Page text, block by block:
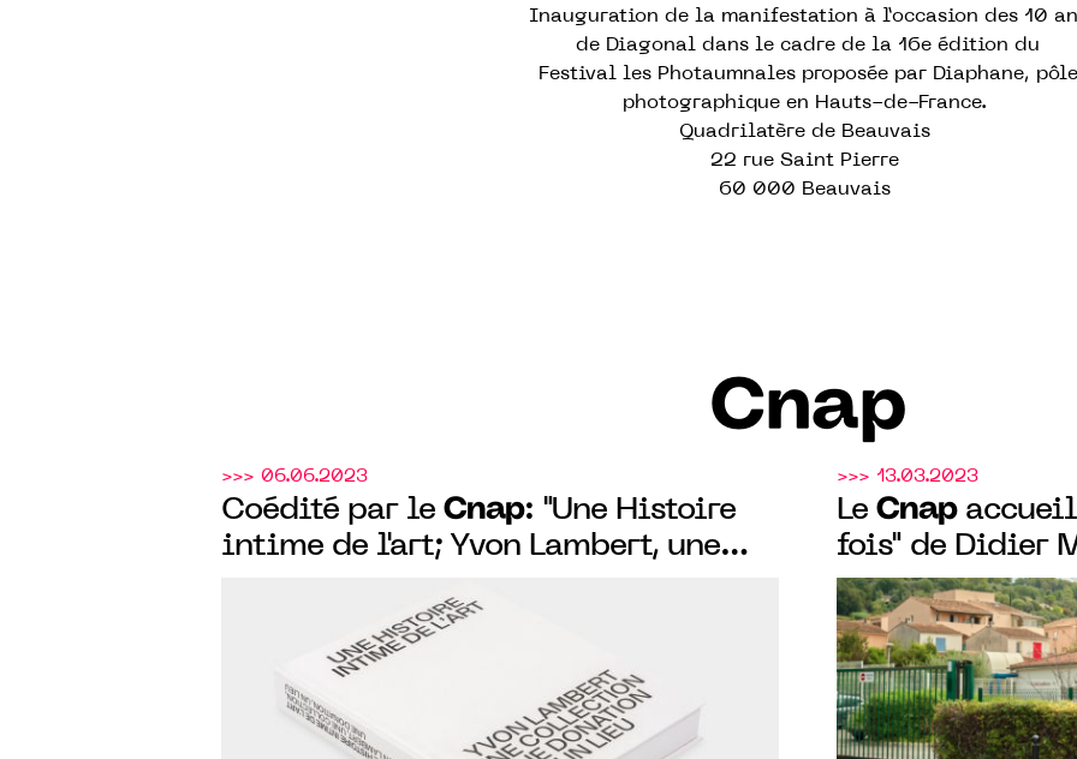
Inauguration de la manifestation à l’occasion des 10
de Diagonal dans le cadre de la 16e édition du
Festival les Photaumnales proposée par Diaphane, pôle
photographique en Hauts-de-France.
Quadrilatère de Beauvais
22 rue Saint Pierre
60 000 Beauvais
Cnap
>>> 06.06.2023
Coédité par le Cnap: "Une Histoire
intime de l'art; Yvon Lambert, une
livre de la donation d'Yvon Lambert
>>> 13.03.2023
Le Cnap
fois" de Didier
Sartoux,